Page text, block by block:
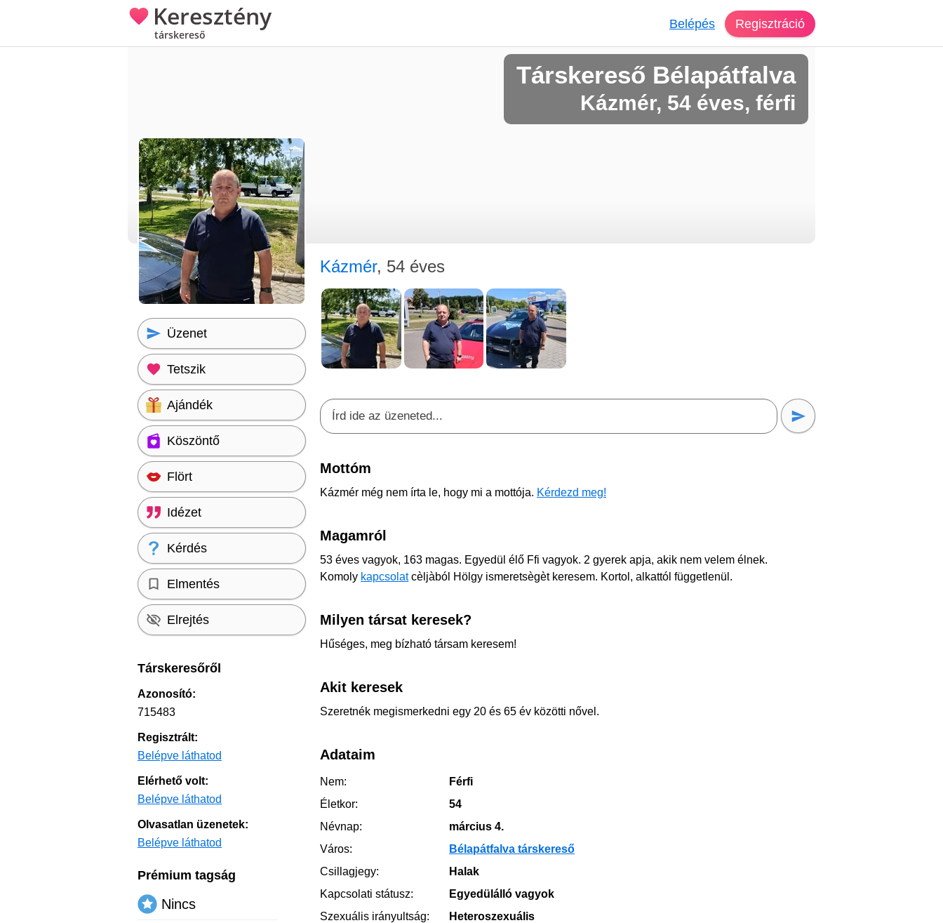
Keresztény
társkereső
Belépés Regisztráció
Társkereső Bélapátfalva
Kázmér, 54 éves, férfi
Kázmér, 54 éves
Mottóm
Kázmér még nem írta le, hogy mi a mottója. Kérdezd meg!
Magamról
53 éves vagyok, 163 magas. Egyedül élő Ffi vagyok. 2 gyerek apja, akik nem velem élnek.
Komoly kapcsolatcèljàból Hölgy ismeretsègèt keresem. Kortol, alkattól függetlenül.
Milyen társat keresek?
Hűséges, meg bízható társam keresem!
Akit keresek
Szeretnék megismerkedni egy 20 és 65 év közötti nővel.
Adataim
Nem:
Férfi
Életkor:
54
Névnap:
március 4.
Város:
Bélapátfalva társkereső
Csillagjegy:
Halak
Kapcsolati státusz:
Egyedülálló vagyok
Szexuális irányultság:
Heteroszexuális
Üzenet
Tetszik
Ajándék
Köszöntő
Flört
Idézet
Kérdés
Elmentés
Elrejtés
Társkeresőről
Azonosító:
715483
Regisztrált:
Belépve láthatod
Elérhető volt:
Belépve láthatod
Olvasatlan üzenetek:
Belépve láthatod
Prémium tagság
Nincs